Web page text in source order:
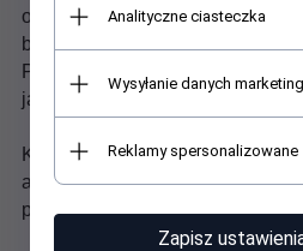
okrycia się w chłodniejsze dni.
będzie również efektowną
Pięknie będzie się
jak i nowoczesnych wnętrzach.
Koce Moca Design wykonane
akrylu. Są bardzo miłe w
pralce w temp. 30 stopni.
Analityczne ciasteczka
Wysyłanie danych
Reklamy spersonalizowane
Zapisz